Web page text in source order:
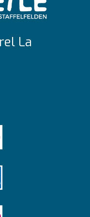
La